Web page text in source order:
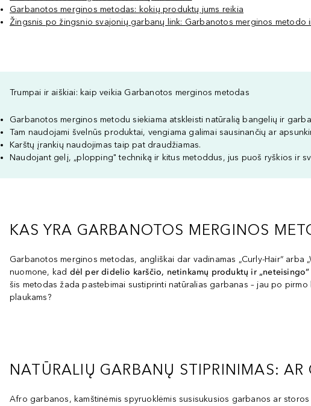
Garbanotos merginos metodas: kokių produktų jums reikia
Žingsnis po žingsnio svajonių garbanų link: Garbanotos merginos metodo
Trumpai ir aiškiai: kaip veikia Garbanotos merginos metodas
Garbanotos merginos metodu siekiama atskleisti natūralią bangelių ir
Tam naudojami švelnūs produktai, vengiama galimai sausinančių ar
Karštų įrankių naudojimas taip pat draudžiamas.
Naudojant gelį, „plopping" techniką ir kitus metoddus, jus puoš ryškios ir
KAS YRA GARBANOTOS MERGINOS
Garbanotos merginos metodas, angliškai dar vadinamas „Curly-Hair“
nuomone, kad dėl per didelio karščio, netinkamų produktų ir
šis metodas žada pastebimai sustiprinti natūralias garbanas – jau po
plaukams?
NATŪRALIŲ GARBANŲ STIPRINIMAS:
Afro garbanos, kamštinėmis spyruoklėmis susisukusios garbanos ar